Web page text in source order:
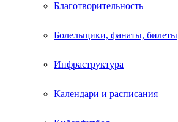
Благотворительность
Болельщики, фанаты, билеты
Инфраструктура
Календари и расписания